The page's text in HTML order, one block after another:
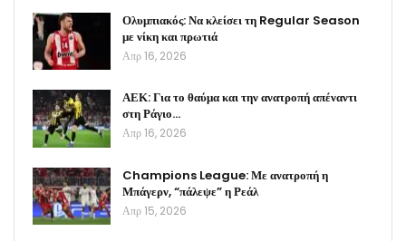
Ολυμπιακός: Να κλείσει τη Regular Season
με νίκη και πρωτιά
Απρ 16, 2026
ΑΕΚ: Για το θαύμα και την ανατροπή απέναντι
στη Ράγιο…
Απρ 16, 2026
Champions League: Με ανατροπή η
Μπάγερν, “πάλεψε” η Ρεάλ
Απρ 15, 2026